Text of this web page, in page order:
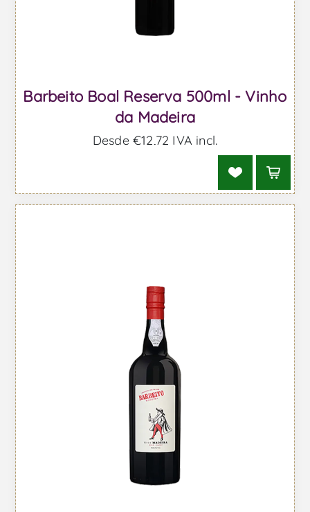
Barbeito Boal Reserva 500ml - Vinho
da Madeira
Desde €12,72 IVA incl.